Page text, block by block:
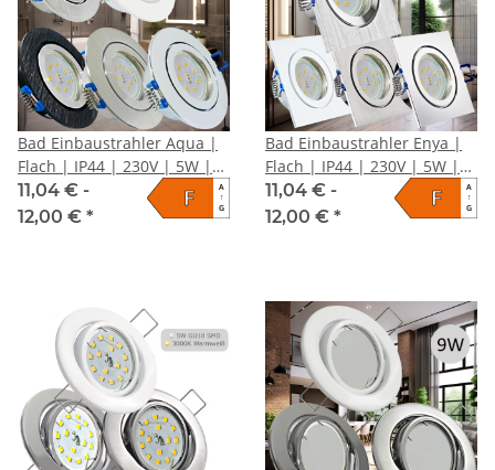
Bad Einbaustrahler Aqua |
Flach | IP44 | 230V | 5W |
SMD Modul
11,04 € -
12,00 € *
A
↑
G
F
Bad Einbaustrahler Enya |
Flach | IP44 | 230V | 5W |
SMD Modul
11,04 € -
12,00 € *
A
↑
G
F